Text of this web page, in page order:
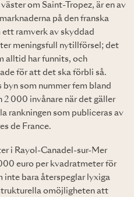
om Saint-Tropez, är en av
på den franska
ett ramverk av skyddad
meningsfull nytillförsel; det
alltid har funnits, och
för att det ska förbli så.
som nummer fem bland
2 000 invånare när det gäller
rankningen som publiceras av
de France.
i Rayol-Canadel-sur-Mer
euro per kvadratmeter för
inte bara återspeglar lyxiga
omöjligheten att